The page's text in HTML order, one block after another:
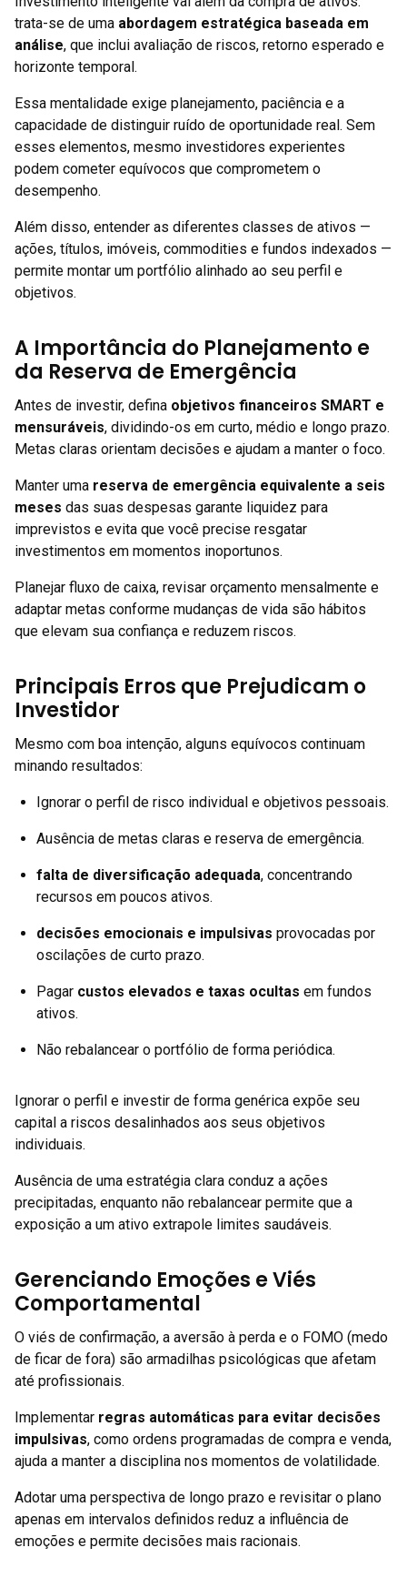
trata-se de uma abordagem estratégica baseada em
análise, que inclui avaliação de riscos, retorno esperado e
horizonte temporal.
Essa mentalidade exige planejamento, paciência e a
capacidade de distinguir ruído de oportunidade real. Sem
esses elementos, mesmo investidores experientes
podem cometer equívocos que comprometem o
desempenho.
Além disso, entender as diferentes classes de ativos —
ações, títulos, imóveis, commodities e fundos indexados —
permite montar um portfólio alinhado ao seu perfil e
objetivos.
A Importância do Planejamento e
da Reserva de Emergência
Antes de investir, defina objetivos financeiros SMART e
mensuráveis, dividindo-os em curto, médio e longo prazo.
Metas claras orientam decisões e ajudam a manter o foco.
Manter uma reserva de emergência equivalente a seis
meses das suas despesas garante liquidez para
imprevistos e evita que você precise resgatar
investimentos em momentos inoportunos.
Planejar fluxo de caixa, revisar orçamento mensalmente e
adaptar metas conforme mudanças de vida são hábitos
que elevam sua confiança e reduzem riscos.
Principais Erros que Prejudicam o
Investidor
Mesmo com boa intenção, alguns equívocos continuam
minando resultados:
Ignorar o perfil de risco individual e objetivos pessoais.
Ausência de metas claras e reserva de emergência.
falta de diversificação adequada, concentrando
recursos em poucos ativos.
decisões emocionais e impulsivas provocadas por
oscilações de curto prazo.
Pagar custos elevados e taxas ocultas em fundos
ativos.
Não rebalancear o portfólio de forma periódica.
Ignorar o perfil e investir de forma genérica expõe seu
capital a riscos desalinhados aos seus objetivos
individuais.
Ausência de uma estratégia clara conduz a ações
precipitadas, enquanto não rebalancear permite que a
exposição a um ativo extrapole limites saudáveis.
Gerenciando Emoções e Viés
Comportamental
O viés de confirmação, a aversão à perda e o FOMO (medo
de ficar de fora) são armadilhas psicológicas que afetam
até profissionais.
Implementar regras automáticas para evitar decisões
impulsivas, como ordens programadas de compra e venda,
ajuda a manter a disciplina nos momentos de volatilidade.
Adotar uma perspectiva de longo prazo e revisitar o plano
apenas em intervalos definidos reduz a influência de
emoções e permite decisões mais racionais.